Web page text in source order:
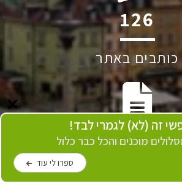
240
כותבים באתר
2231
זה (לא) לגמרי לבד!
מוכנים והכל כבר כלול
ספרו לי עוד